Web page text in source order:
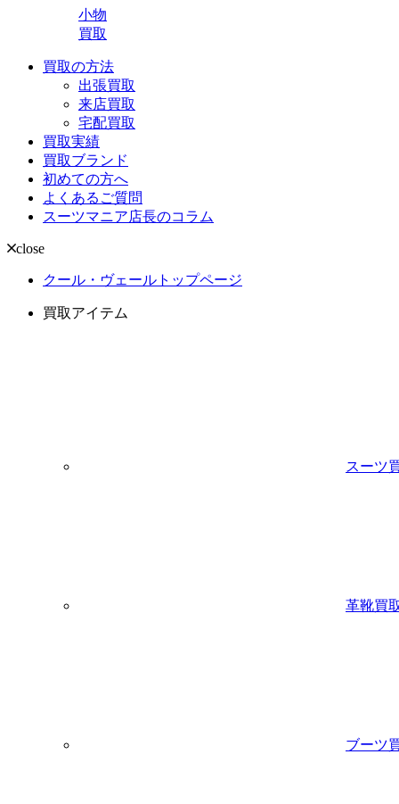
小物
買取
買取の方法
出張買取
来店買取
宅配買取
買取実績
買取ブランド
初めての方へ
よくあるご質問
スーツマニア店長のコラム
close
クール・ヴェールトップページ
買取アイテム
スーツ
革靴買
ブーツ